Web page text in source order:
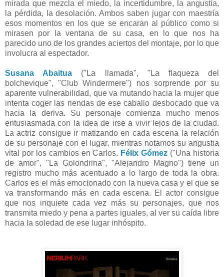
mirada que mezcla el miedo, la incertidumbre, la angustia,
la pérdida, la desolación. Ambos saben jugar con maestría
esos momentos en los que se encaran al público como si
mirasen por la ventana de su casa, en lo que nos ha
parecido uno de los grandes aciertos del montaje, por lo que
involucra al espectador.
Susana Abaitua ("La llamada", "La flaqueza del
bolchevique", "Club Windermere") nos sorprende por su
aparente vulnerabilidad, que va mutando hacia la mujer que
intenta coger las riendas de ese caballo desbocado que va
hacia la deriva. Su personaje comienza mucho menos
entusiasmada con la idea de irse a vivir lejos de la ciudad.
La actriz consigue ir matizando en cada escena la relación
de su personaje con el lugar, mientras notamos su angustia
vital por los cambios en Carlos. Félix Gómez ("Una historia
de amor", "La Golondrina", "Alejandro Magno") tiene un
registro mucho más acentuado a lo largo de toda la obra.
Carlos es el más emocionado con la nueva casa y el que se
va transformando más en cada escena. El actor consigue
que nos inquiete cada vez más su personajes, que nos
transmita miedo y pena a partes iguales, al ver su caída libre
hacia la soledad de ese lugar inhóspito.